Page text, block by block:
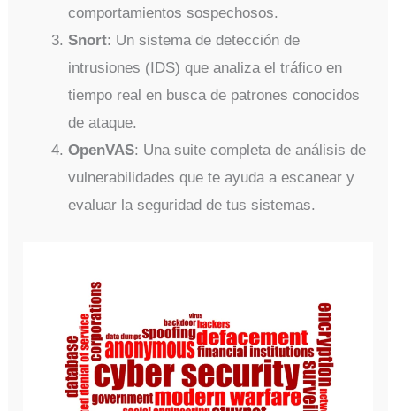
comportamientos sospechosos.
Snort: Un sistema de detección de
intrusiones (IDS) que analiza el tráfico en
tiempo real en busca de patrones conocidos
de ataque.
OpenVAS: Una suite completa de análisis de
vulnerabilidades que te ayuda a escanear y
evaluar la seguridad de tus sistemas.